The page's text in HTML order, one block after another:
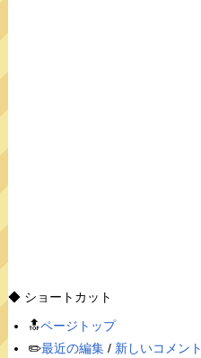
◆ ショートカット
🔝ページトップ
✏️最近の編集/ 新しいコメント